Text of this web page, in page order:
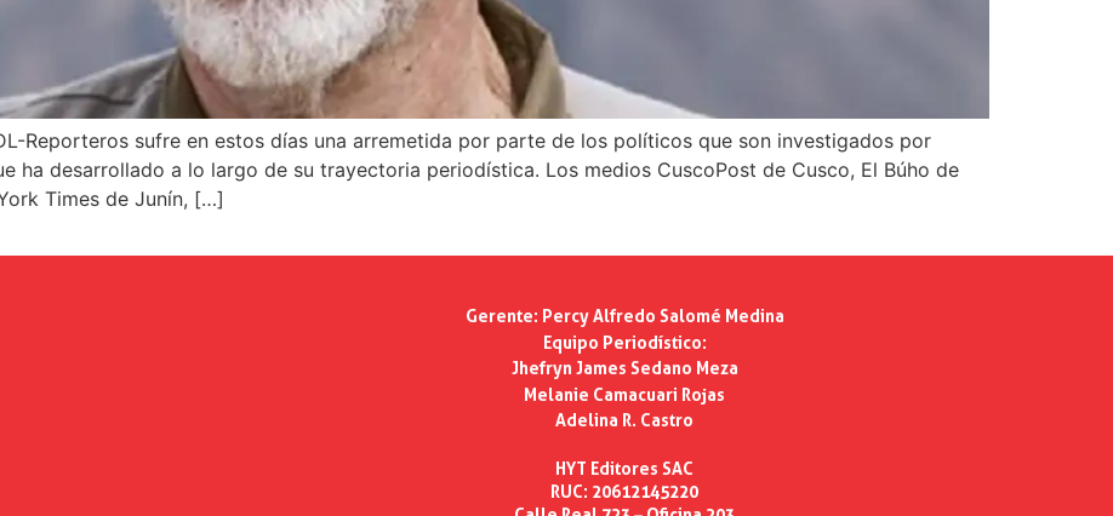
Reporteros sufre en estos días una arremetida por parte de los políticos que son investigados por
ha desarrollado a lo largo de su trayectoria periodística. Los medios CuscoPost de Cusco, El Búho de
Times de Junín, […]
Gerente: Percy Alfredo Salomé Medina
Equipo Periodístico:
Jhefryn James Sedano Meza
Melanie Camacuari Rojas
Adelina R. Castro
HYT Editores SAC
RUC: 20612145220